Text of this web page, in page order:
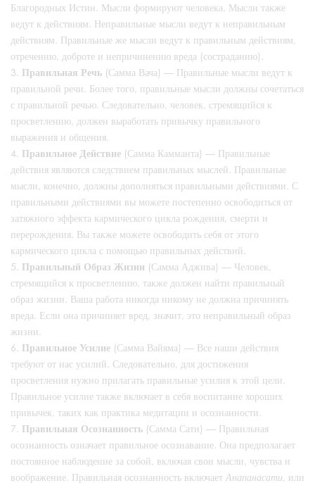
Благородных Истин. Мысли формируют человека. Мысли также
ведут к действиям. Неправильные мысли ведут к неправильным
действиям. Правильные же мысли ведут к правильным действиям,
отречению, доброте и непричинению вреда (состраданию).
Правильная Речь (Самма Вача) — Правильные мысли ведут к
правильной речи. Более того, правильные мысли должны сочетаться
с правильной речью. Следовательно, человек, стремящийся к
просветлению, должен выработать привычку правильного
выражения и общения.
Правильное Действие (Самма Камманта) — Правильные
действия являются следствием правильных мыслей. Правильные
мысли, конечно, должны дополняться правильными действиями. С
правильными действиями вы можете постепенно освободиться от
затяжного эффекта кармического цикла рождения, смерти и
перерождения. Вы также можете освободить себя от этого
кармического цикла с помощью правильных действий.
Правильный Образ Жизни (Самма Аджива) — Человек,
стремящийся к просветлению, также должен найти правильный
образ жизни. Ваша работа никогда никому не должна причинять
вреда. Если она причиняет вред, значит, это неправильный образ
жизни.
Правильное Усилие (Самма Вайяма) — Все наши действия
требуют от нас усилий. Следовательно, для достижения
просветления нужно прилагать правильные усилия к этой цели.
Правильное усилие также включает в себя воспитание хороших
привычек, таких как практика медитации и осознанности.
Правильная Осознанность (Самма Сати) — Правильная
осознанность означает правильное осознавание. Она предполагает
постоянное наблюдение за собой, включая свои мысли, чувства и
воображение. Правильная осознанность включает Анапанасати, или